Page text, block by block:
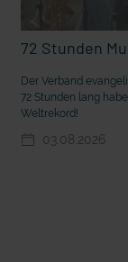
72 Stunden
Der Verband
72 Stunden lang
Weltrekord!
03.08.2026